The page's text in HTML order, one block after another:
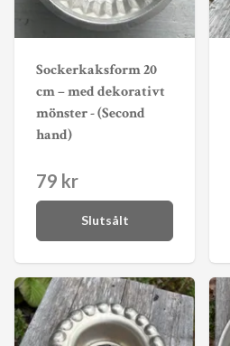
Sockerkaksform 20
cm – med dekorativt
mönster - (Second
hand)
79 kr
Slutsålt